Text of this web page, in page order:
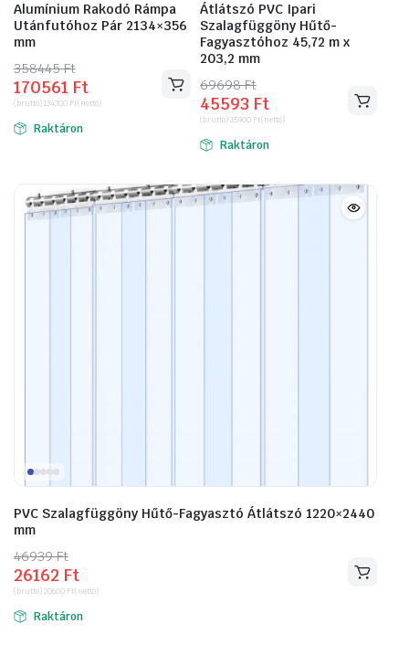
Alumínium Rakodó Rámpa
Utánfutóhoz Pár 2134×356
mm
358445Ft
Original
price
was:
358445 Ft.
170561 Ft
Current
price
is:
170561 Ft.
(bruttó)134300 Ft(nettó)
Raktáron
Átlátszó PVC Ipari
Szalagfüggöny Hűtő-
Fagyasztóhoz 45,72 m x
203,2 mm
69698Ft
Original
price
was:
69698 Ft.
45593 Ft
Current
price
is:
45593 Ft.
(bruttó)35900 Ft(nettó)
Raktáron
PVC Szalagfüggöny Hűtő-Fagyasztó Átlátszó 1220×2440
mm
46939Ft
Original
price
was:
46939 Ft.
26162 Ft
Current
price
is:
26162 Ft.
(bruttó)20600 Ft(nettó)
Raktáron